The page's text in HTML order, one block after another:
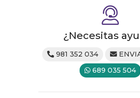
¿Necesitas
981 352 034
689 035 504